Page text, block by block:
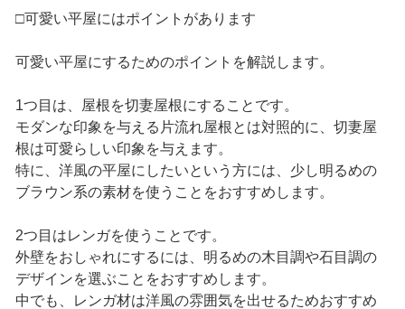
□可愛い平屋にはポイントがあります
可愛い平屋にするためのポイントを解説します。
1つ目は、屋根を切妻屋根にすることです。
モダンな印象を与える片流れ屋根とは対照的に、切妻屋
根は可愛らしい印象を与えます。
特に、洋風の平屋にしたいという方には、少し明るめの
ブラウン系の素材を使うことをおすすめします。
2つ目はレンガを使うことです。
外壁をおしゃれにするには、明るめの木目調や石目調の
デザインを選ぶことをおすすめします。
中でも、レンガ材は洋風の雰囲気を出せるためおすすめ